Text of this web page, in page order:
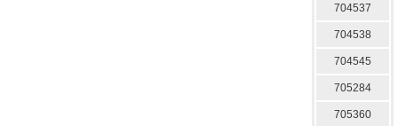
704537
704538
704545
705284
705360